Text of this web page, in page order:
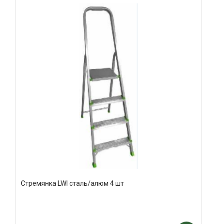
Стремянка LWI сталь/алюм 4 шт